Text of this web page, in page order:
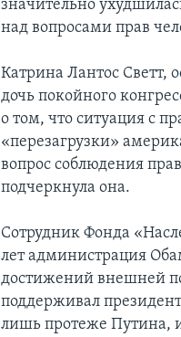
значительно
над вопросами прав
Катрина Лантос Светт,
дочь покойного
о том, что ситуация с
«перезагрузки»
вопрос соблюдения
подчеркнула она.
Сотрудник Фонда
лет администрация
достижений внешней
поддерживал
лишь протеже Путина,